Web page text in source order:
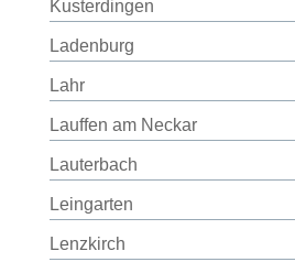
Kusterdingen
Ladenburg
Lahr
Lauffen am Neckar
Lauterbach
Leingarten
Lenzkirch